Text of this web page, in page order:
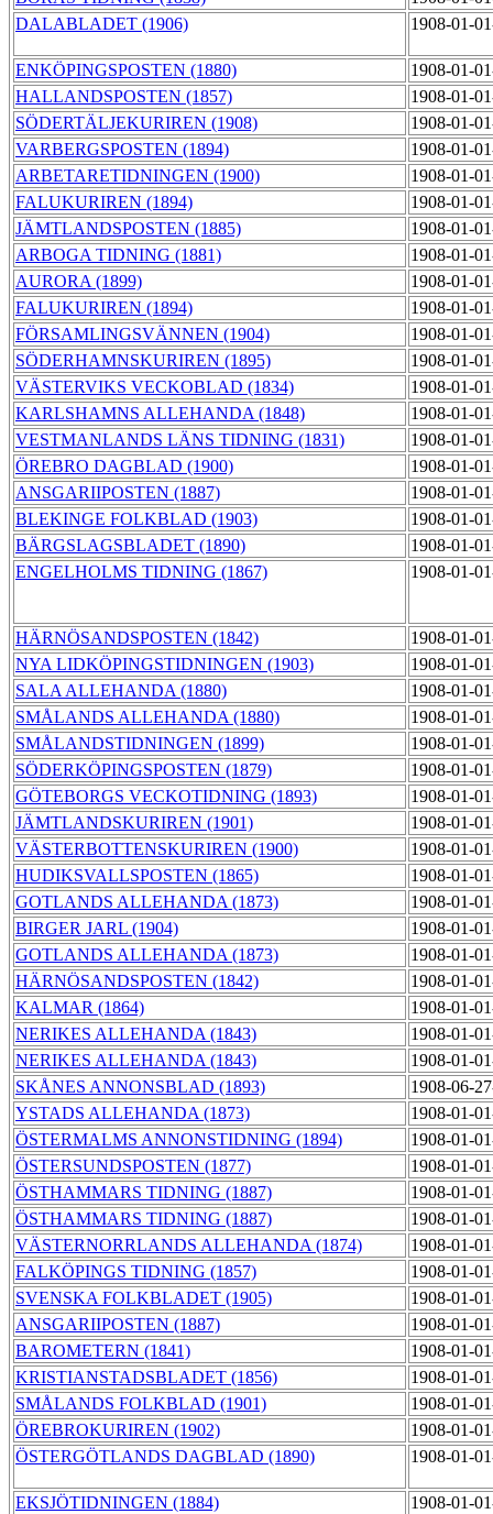
DALABLADET (1906)
1908-01-
ENKÖPINGSPOSTEN (1880)
1908-01-
HALLANDSPOSTEN (1857)
1908-01-
SÖDERTÄLJEKURIREN (1908)
1908-01-
VARBERGSPOSTEN (1894)
1908-01-
ARBETARETIDNINGEN (1900)
1908-01-
FALUKURIREN (1894)
1908-01-
JÄMTLANDSPOSTEN (1885)
1908-01-
ARBOGA TIDNING (1881)
1908-01-
AURORA (1899)
1908-01-
FALUKURIREN (1894)
1908-01-
FÖRSAMLINGSVÄNNEN (1904)
1908-01-
SÖDERHAMNSKURIREN (1895)
1908-01-
VÄSTERVIKS VECKOBLAD (1834)
1908-01-
KARLSHAMNS ALLEHANDA (1848)
1908-01-
VESTMANLANDS LÄNS TIDNING (1831)
1908-01-
ÖREBRO DAGBLAD (1900)
1908-01-
ANSGARIIPOSTEN (1887)
1908-01-
BLEKINGE FOLKBLAD (1903)
1908-01-
BÄRGSLAGSBLADET (1890)
1908-01-
ENGELHOLMS TIDNING (1867)
1908-01-
HÄRNÖSANDSPOSTEN (1842)
1908-01-
NYA LIDKÖPINGSTIDNINGEN (1903)
1908-01-
SALA ALLEHANDA (1880)
1908-01-
SMÅLANDS ALLEHANDA (1880)
1908-01-
SMÅLANDSTIDNINGEN (1899)
1908-01-
SÖDERKÖPINGSPOSTEN (1879)
1908-01-
GÖTEBORGS VECKOTIDNING (1893)
1908-01-
JÄMTLANDSKURIREN (1901)
1908-01-
VÄSTERBOTTENSKURIREN (1900)
1908-01-
HUDIKSVALLSPOSTEN (1865)
1908-01-
GOTLANDS ALLEHANDA (1873)
1908-01-
BIRGER JARL (1904)
1908-01-
GOTLANDS ALLEHANDA (1873)
1908-01-
HÄRNÖSANDSPOSTEN (1842)
1908-01-
KALMAR (1864)
1908-01-
NERIKES ALLEHANDA (1843)
1908-01-
NERIKES ALLEHANDA (1843)
1908-01-
SKÅNES ANNONSBLAD (1893)
1908-06-
YSTADS ALLEHANDA (1873)
1908-01-
ÖSTERMALMS ANNONSTIDNING (1894)
1908-01-
ÖSTERSUNDSPOSTEN (1877)
1908-01-
ÖSTHAMMARS TIDNING (1887)
1908-01-
ÖSTHAMMARS TIDNING (1887)
1908-01-
VÄSTERNORRLANDS ALLEHANDA (1874)
1908-01-
FALKÖPINGS TIDNING (1857)
1908-01-
SVENSKA FOLKBLADET (1905)
1908-01-
ANSGARIIPOSTEN (1887)
1908-01-
BAROMETERN (1841)
1908-01-
KRISTIANSTADSBLADET (1856)
1908-01-
SMÅLANDS FOLKBLAD (1901)
1908-01-
ÖREBROKURIREN (1902)
1908-01-
ÖSTERGÖTLANDS DAGBLAD (1890)
1908-01-
EKSJÖTIDNINGEN (1884) 1908-01-